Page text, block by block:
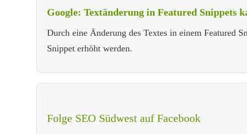
Google: Textänderung in Featured Snippets
Durch eine Änderung des Textes in einem Featured
Snippet erhöht werden.
Folge SEO Südwest auf Facebook